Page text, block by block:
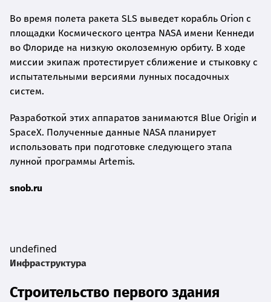
Во время полета ракета SLS выведет корабль Orion с
площадки Космического центра NASA имени Кеннеди
во Флориде на низкую околоземную орбиту. В ходе
миссии экипаж протестирует сближение и стыковку с
испытательными версиями лунных посадочных
систем.
Разработкой этих аппаратов занимаются Blue Origin и
SpaceX. Полученные данные NASA планирует
использовать при подготовке следующего этапа
лунной программы Artemis.
snob.ru
undefined
Инфраструктура
Строительство первого здания